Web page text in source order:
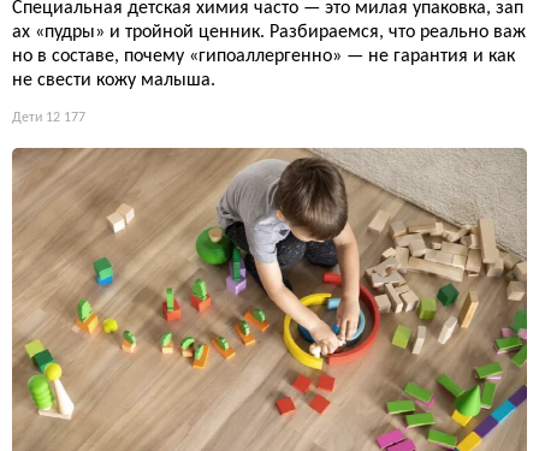
Специальная детская химия часто — это милая упаковка, зап
ах «пудры» и тройной ценник. Разбираемся, что реально важ
но в составе, почему «гипоаллергенно» — не гарантия и как
не свести кожу малыша.
Дети 12 177